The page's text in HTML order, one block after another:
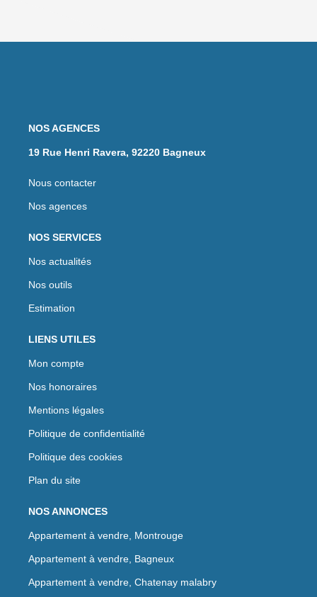
NOS AGENCES
19 Rue Henri Ravera, 92220 Bagneux
Nous contacter
Nos agences
NOS SERVICES
Nos actualités
Nos outils
Estimation
LIENS UTILES
Mon compte
Nos honoraires
Mentions légales
Politique de confidentialité
Politique des cookies
Plan du site
NOS ANNONCES
Appartement à vendre, Montrouge
Appartement à vendre, Bagneux
Appartement à vendre, Chatenay malabry